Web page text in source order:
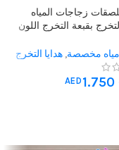
زجاجات المياه
بقبعة التخرج اللون
مخصصة, هدايا التخرج
AED 1.750